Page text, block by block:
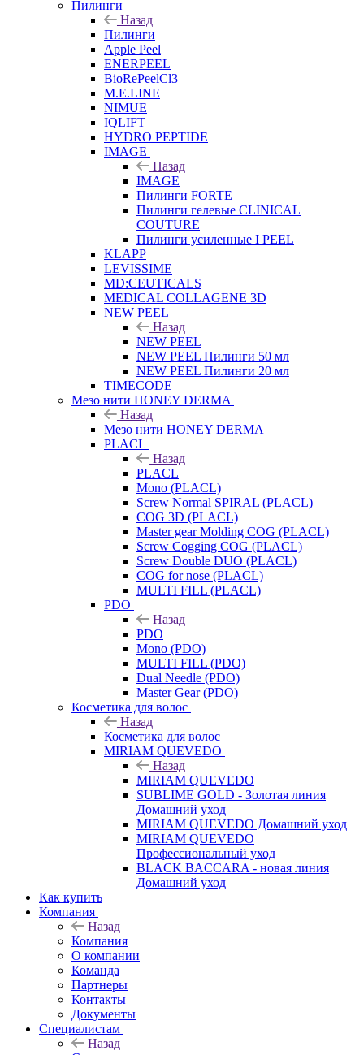
Пилинги
Назад
Пилинги
Apple Peel
ENERPEEL
BioRePeelCl3
M.E.LINE
NIMUE
IQLIFT
HYDRO PEPTIDE
IMAGE
Назад
IMAGE
Пилинги FORTE
Пилинги гелевые CLINICAL
COUTURE
Пилинги усиленные I PEEL
KLAPP
LEVISSIME
MD:CEUTICALS
MEDICAL COLLAGENE 3D
NEW PEEL
Назад
NEW PEEL
NEW PEEL Пилинги 50 мл
NEW PEEL Пилинги 20 мл
TIMECODE
Мезо нити HONEY DERMA
Назад
Мезо нити HONEY DERMA
PLACL
Назад
PLACL
Mono (PLACL)
Screw Normal SPIRAL (PLACL)
COG 3D (PLACL)
Master gear Molding COG (PLACL)
Screw Cogging COG (PLACL)
Screw Double DUO (PLACL)
COG for nose (PLACL)
MULTI FILL (PLACL)
PDO
Назад
PDO
Mono (PDO)
MULTI FILL (PDO)
Dual Needle (PDO)
Master Gear (PDO)
Косметика для волос
Назад
Косметика для волос
MIRIAM QUEVEDO
Назад
MIRIAM QUEVEDO
SUBLIME GOLD - Золотая линия
Домашний уход
MIRIAM QUEVEDO Домашний уход
MIRIAM QUEVEDO
Профессиональный уход
BLACK BACCARA - новая линия
Домашний уход
Как купить
Компания
Назад
Компания
О компании
Команда
Партнеры
Контакты
Документы
Специалистам
Назад